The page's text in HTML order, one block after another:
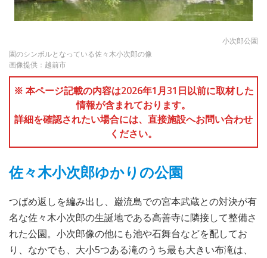
小次郎公園
園のシンボルとなっている佐々木小次郎の像
画像提供：越前市
※ 本ページ記載の内容は2026年1月31日以前に取材した
情報が含まれております。
詳細を確認されたい場合には、直接施設へお問い合わせ
ください。
佐々木小次郎ゆかりの公園
つばめ返しを編み出し、巌流島での宮本武蔵との対決が有
名な佐々木小次郎の生誕地である高善寺に隣接して整備さ
れた公園。小次郎像の他にも池や石舞台などを配してお
り、なかでも、大小5つある滝のうち最も大きい布滝は、